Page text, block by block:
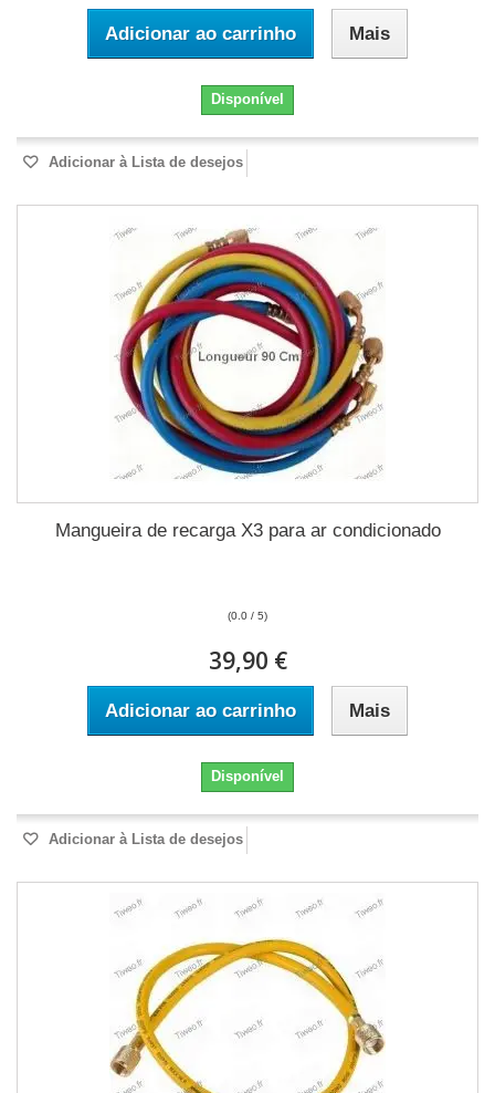
Adicionar ao carrinho Mais
Disponível
Adicionar à Lista de desejos
Mangueira de recarga X3 para ar condicionado
(0.0 / 5)
39,90 €
Adicionar ao carrinho Mais
Disponível
Adicionar à Lista de desejos